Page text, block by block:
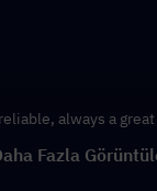
always a
Fazla